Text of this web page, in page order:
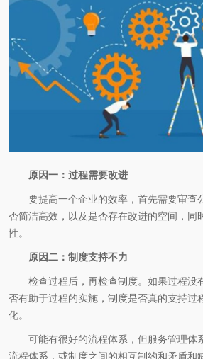
原因一：过程需要改进
要提高一个企业的效率，首先需要审查
否简洁高效，以及是否存在改进的空间，同
性。
原因二：制度支持不力
检查过程后，再检查制度。如果过程没
否有助于过程的实施，制度是否真的支持过
化。
可能有很好的流程体系，但服务管理体
流程体系，或制度之间的相互制约和矛盾和